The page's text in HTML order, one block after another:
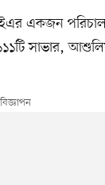
একজন
সাভার,